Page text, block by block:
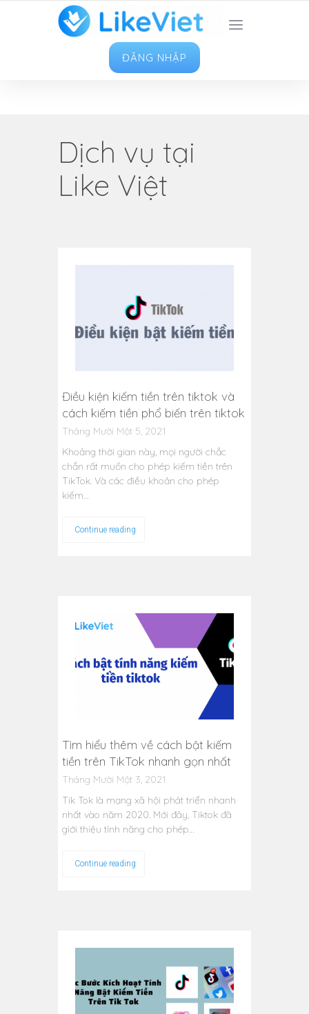
TOP 1 ỨNG DỤNG TĂNG LIKE HAY NHẤT VIỆT
NAM
ĐĂNG NHẬP
Dịch vụ tại
Like Việt
Điều kiện kiếm tiền trên tiktok và
cách kiếm tiền phổ biến trên tiktok
Tháng Mười Một 5, 2021
Khoảng thời gian này, mọi người chắc
chắn rất muốn cho phép kiếm tiền trên
TikTok. Và các điều khoản cho phép
kiếm…
Continue reading
Tìm hiểu thêm về cách bật kiếm
tiền trên TikTok nhanh gọn nhất
Tháng Mười Một 3, 2021
Tik Tok là mạng xã hội phát triển nhanh
nhất vào năm 2020. Mới đây, Tiktok đã
giới thiệu tính năng cho phép…
Continue reading